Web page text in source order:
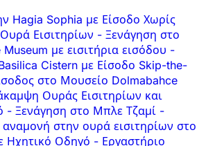
Hagia Sophia με Είσοδο Χωρίς
Εισιτηρίων - Ξενάγηση στο
με εισιτήρια εισόδου -
Cistern με Είσοδο Skip-the-
στο Μουσείο Dolmabahce
Ουράς Εισιτηρίων και
- Ξενάγηση στο Μπλε Τζαμί -
στην ουρά εισιτηρίων στο
Ηχητικό Οδηγό - Εργαστήριο